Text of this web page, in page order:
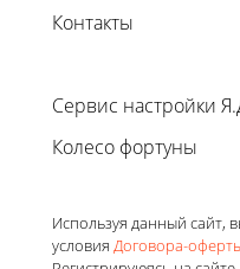
Контакты
Сервис настройки
Колесо фортуны
Используя данный сайт,
условия Договора-